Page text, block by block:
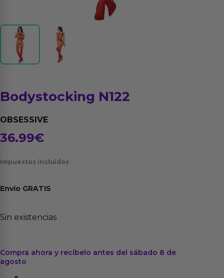
Bodystocking N122
OBSESSIVE
36.99€
Impuestos incluídos
Envío GRATIS
Sin existencias
Compra ahora y recíbelo antes del sábado 8 de
agosto